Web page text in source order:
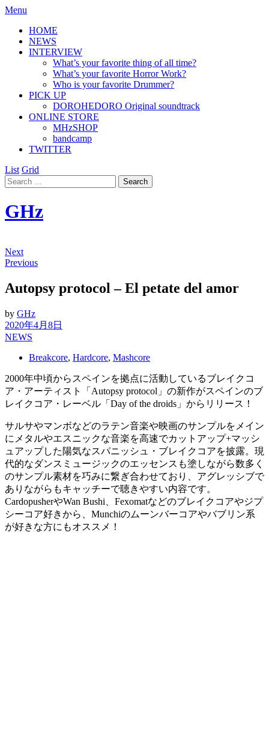
Menu
HOME
NEWS
INTERVIEW
What’s your favorite thing of all time?
What’s your favorite Horror Work?
Who is your favorite Drummer?
PICK UP
DOROHEDORO Original soundtrack
ONLINE STORE
MHzSHOP
bandcamp
TWITTER
List Grid
GHz
Next
Previous
Autopsy protocol – El petate del amor
by GHz
2020年4月8日
NEWS
Breakcore, Hardcore, Mashcore
2000年中頃からスペインを拠点に活動しているブレイクコ
ア・アーティスト「Autopsy protocol」の新作がスペインのブ
レイクコア・レーベル「Day of the droids」からリリース！
サルサやマンボなどのラテン音楽や映画のサンプルをメイン
にメタルやエスニックな音楽を高速でカットアップ+マッシ
ュアップした陽気なスパニッシュ・ブレイクコアを披露。現
代的なダンスミュージックのエッセンスも塗しながら数多く
のサンプル素材を巧みに繋ぎ合わせており、アグレッシブで
ありながらもキャッチーで聴きやすい内容です。
CardopusherやWan Bushi、Fexomatなどのブレイクコアやジプ
シーコア好きから、Munchiのムーンバーコアやバブリン系
が好きな方にもオススメ！